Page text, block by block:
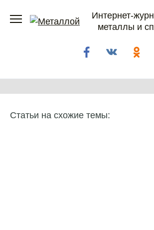
Интернет-
металлы и
Статьи на схожие темы: